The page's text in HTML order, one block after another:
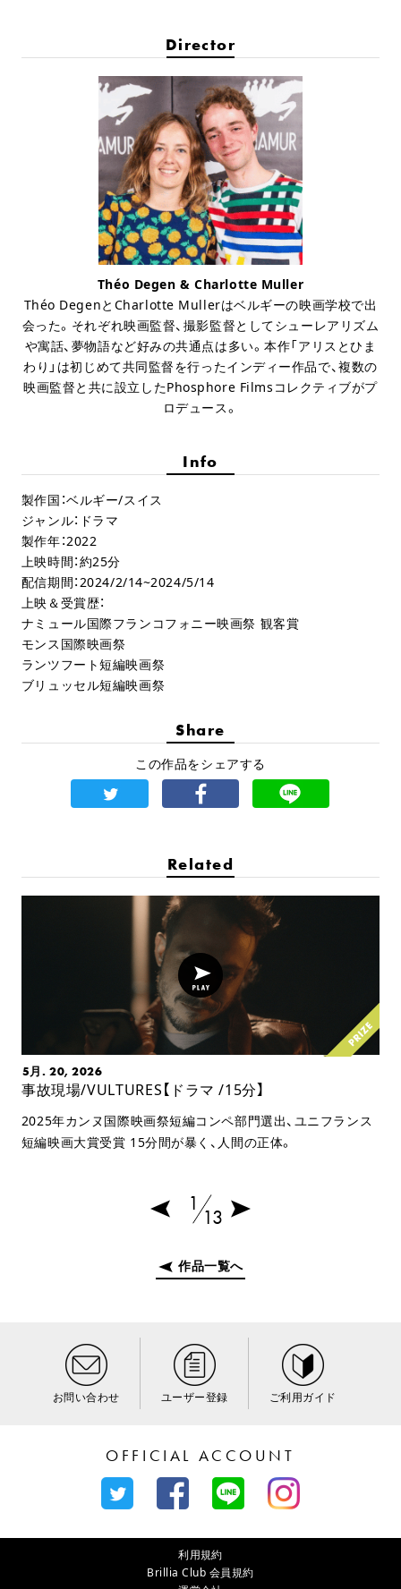
Director
Théo Degen & Charlotte Muller
Théo DegenとCharlotte Mullerはベルギーの映画学校で出
会った。それぞれ映画監督、撮影監督としてシューレアリズム
や寓話、夢物語など好みの共通点は多い。本作「アリスとひま
わり」は初じめて共同監督を行ったインディー作品で、複数の
映画監督と共に設立したPhosphore Filmsコレクティブがプ
ロデュース。
Info
製作国：ベルギー/スイス
ジャンル：ドラマ
製作年：2022
上映時間：約25分
配信期間：2024/2/14~2024/5/14
上映＆受賞歴：
ナミュール国際フランコフォニー映画祭 観客賞
モンス国際映画祭
ランツフート短編映画祭
ブリュッセル短編映画祭
Share
この作品をシェアする
Related
5月. 20, 2026
事故現場/VULTURES【ドラマ /15分】
2025年カンヌ国際映画祭短編コンペ部門選出、ユニフランス
短編映画大賞受賞 15分間が暴く、人間の正体。
1
13
作品一覧へ
お問い合わせ ユーザー登録 ご利用ガイド
OFFICIAL ACCOUNT
利用規約
Brillia Club 会員規約